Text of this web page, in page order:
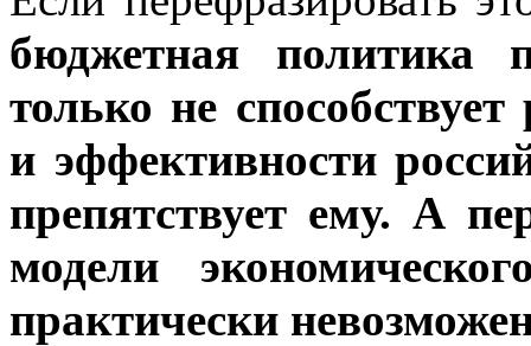
бюджетная политика
только не способствует
и эффективности
препятствует ему. А
модели
практически